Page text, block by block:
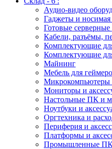
Аудио-видео
Гаджеты и носимая
Готовые
Кабели, разъёмы,
Комплектующие
Комплектующие
Майнинг
Мебель для
Микрокомпьютеры
Мониторы и
Настольные ПК и
Ноутбуки и
Оргтехника и
Периферия и
Платформы и
Промышленные